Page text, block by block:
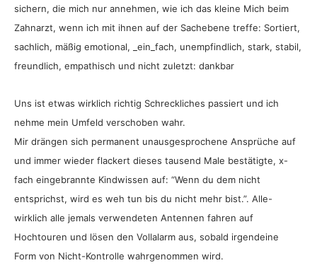
sichern, die mich nur annehmen, wie ich das kleine Mich beim
Zahnarzt, wenn ich mit ihnen auf der Sachebene treffe: Sortiert,
sachlich, mäßig emotional, _ein_fach, unempfindlich, stark, stabil,
freundlich, empathisch und nicht zuletzt: dankbar
Uns ist etwas wirklich richtig Schreckliches passiert und ich
nehme mein Umfeld verschoben wahr.
Mir drängen sich permanent unausgesprochene Ansprüche auf
und immer wieder flackert dieses tausend Male bestätigte, x-
fach eingebrannte Kindwissen auf: “Wenn du dem nicht
entsprichst, wird es weh tun bis du nicht mehr bist.”. Alle-
wirklich alle jemals verwendeten Antennen fahren auf
Hochtouren und lösen den Vollalarm aus, sobald irgendeine
Form von Nicht-Kontrolle wahrgenommen wird.